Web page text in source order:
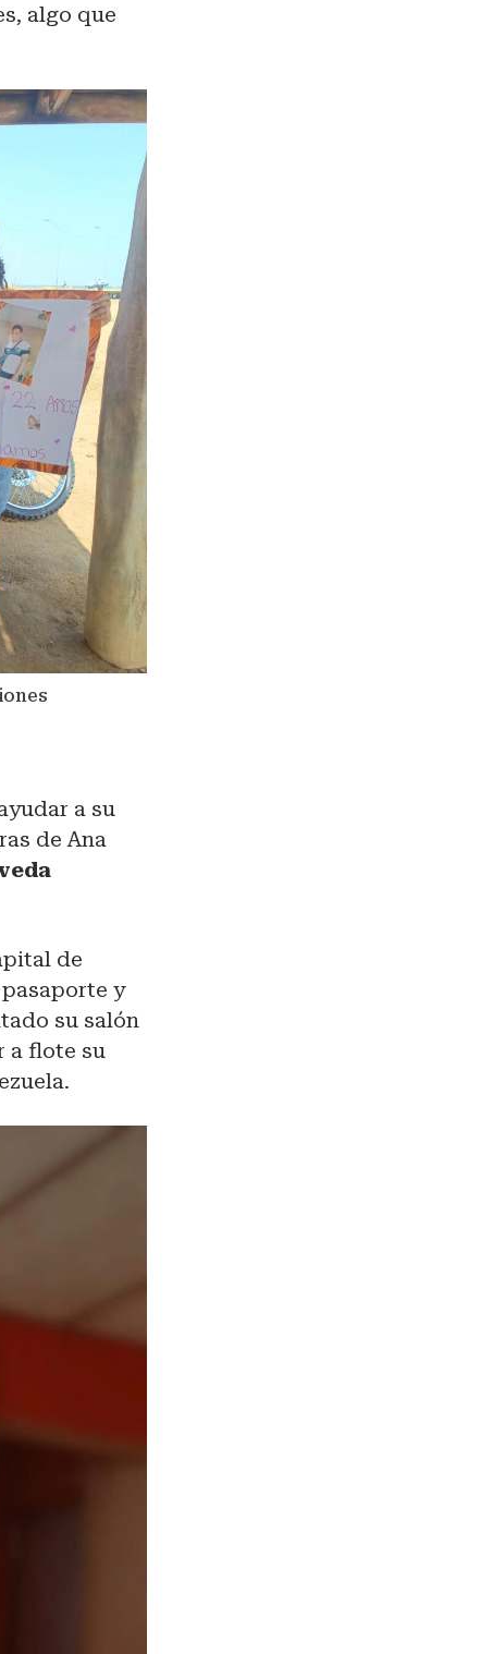
algo que
a su
de Ana
de
y
su salón
a flote su